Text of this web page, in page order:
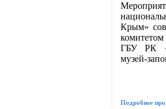
Крым»
ГБУ РК
музей-
Подробнее